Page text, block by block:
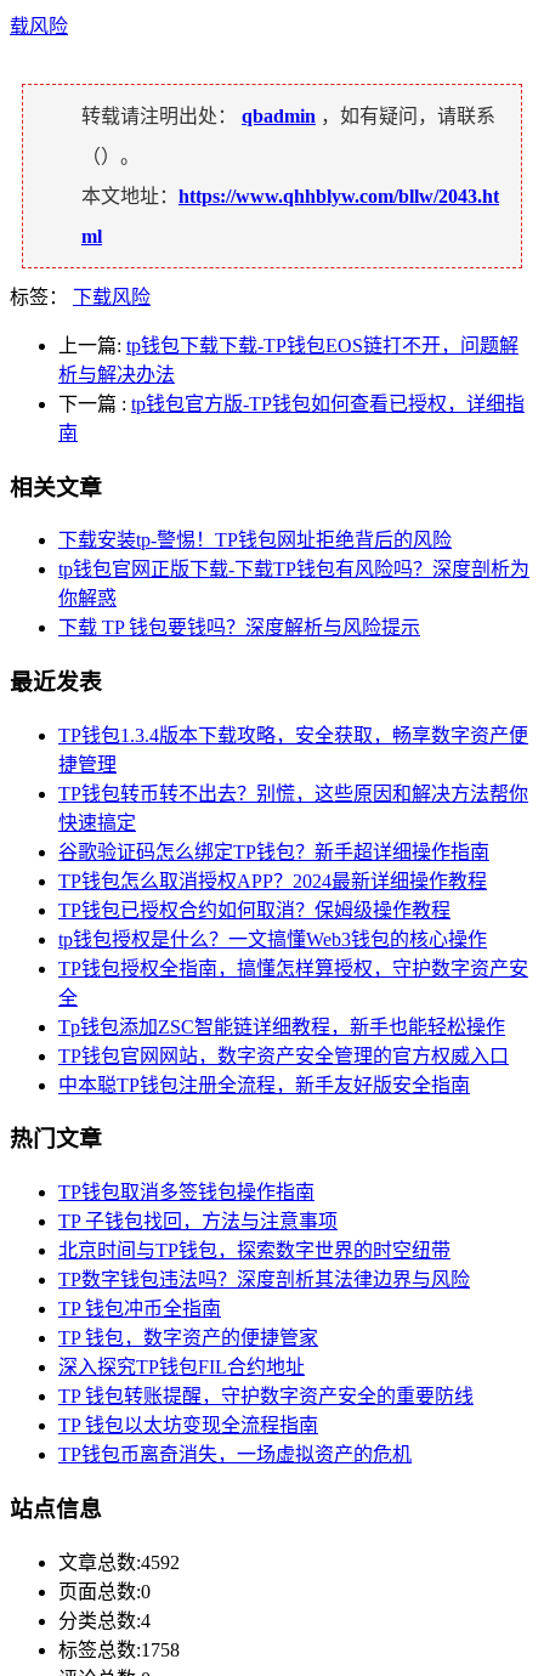
载风险
转载请注明出处： qbadmin ，如有疑问，请联系
（）。
本文地址： https://www.qhhblyw.com/bllw/2043.ht
ml
标签： 下载风险
上一篇: tp钱包下载下载-TP钱包EOS链打不开，问题解
析与解决办法
下一篇 : tp钱包官方版-TP钱包如何查看已授权，详细指
南
相关文章
下载安装tp-警惕！TP钱包网址拒绝背后的风险
tp钱包官网正版下载-下载TP钱包有风险吗？深度剖析为
你解惑
下载 TP 钱包要钱吗？深度解析与风险提示
最近发表
TP钱包1.3.4版本下载攻略，安全获取，畅享数字资产便
捷管理
TP钱包转币转不出去？别慌，这些原因和解决方法帮你
快速搞定
谷歌验证码怎么绑定TP钱包？新手超详细操作指南
TP钱包怎么取消授权APP？2024最新详细操作教程
TP钱包已授权合约如何取消？保姆级操作教程
tp钱包授权是什么？一文搞懂Web3钱包的核心操作
TP钱包授权全指南，搞懂怎样算授权，守护数字资产安
全
Tp钱包添加ZSC智能链详细教程，新手也能轻松操作
TP钱包官网网站，数字资产安全管理的官方权威入口
中本聪TP钱包注册全流程，新手友好版安全指南
热门文章
TP钱包取消多签钱包操作指南
TP 子钱包找回，方法与注意事项
北京时间与TP钱包，探索数字世界的时空纽带
TP数字钱包违法吗？深度剖析其法律边界与风险
TP 钱包冲币全指南
TP 钱包，数字资产的便捷管家
深入探究TP钱包FIL合约地址
TP 钱包转账提醒，守护数字资产安全的重要防线
TP 钱包以太坊变现全流程指南
TP钱包币离奇消失，一场虚拟资产的危机
站点信息
文章总数:4592
页面总数:0
分类总数:4
标签总数:1758